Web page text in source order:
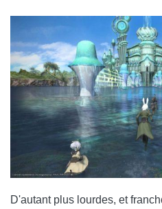
D'autant plus lourdes, et